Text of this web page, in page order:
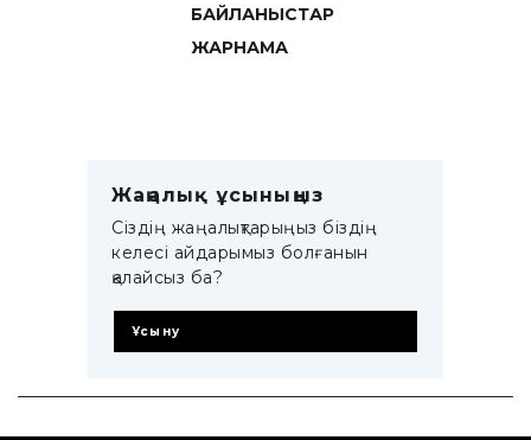
БАЙЛАНЫСТАР
ЖАРНАМА
Жаңалық ұсыныңыз
Сіздің жаңалықтарыңыз біздің
келесі айдарымыз болғанын
қалайсыз ба?
Ұсыну